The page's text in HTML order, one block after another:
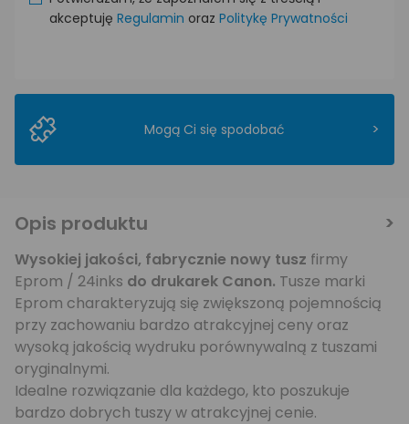
akceptuję Regulamin oraz Politykę Prywatności
Mogą Ci się spodobać >
Opis produktu
Wysokiej jakości, fabrycznie nowy tusz firmy
Eprom / 24inks do drukarek Canon. Tusze marki
Eprom charakteryzują się zwiększoną pojemnością
przy zachowaniu bardzo atrakcyjnej ceny oraz
wysoką jakością wydruku porównywalną z tuszami
oryginalnymi.
Idealne rozwiązanie dla każdego, kto poszukuje
bardzo dobrych tuszy w atrakcyjnej cenie.